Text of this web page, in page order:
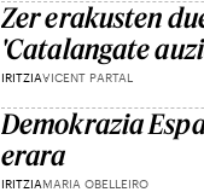
Zer erakusten
'Catalangate
IRITZIAVICENT PARTAL
Demokrazia
erara
IRITZIAMARIA OBELLEIRO